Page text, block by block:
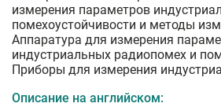
измерения параметров
помехоустойчивости и методы
Аппаратура для измерения
индустриальных радиопомех и
Приборы для измерения
Описание на английском: